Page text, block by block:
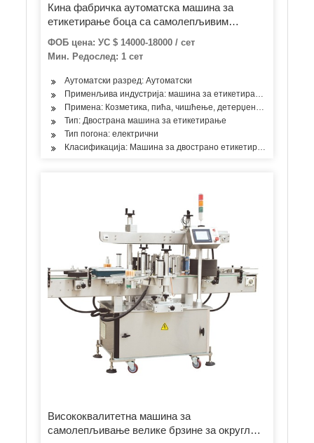
Кина фабричка аутоматска машина за
етикетирање боца са самолепљивим
налепницама са двостраним бокама
ФОБ цена: УС $ 14000-18000 / сет
Мин. Редослед: 1 сет
Аутоматски разред: Аутоматски
Применљива индустрија: машина за етикетирање
Примена: Козметика, пића, чишћење, детерџент, производи
Тип: Двострана машина за етикетирање
Тип погона: електрични
Класификација: Машина за двострано етикетирање
Висококвалитетна машина за
самолепљивање велике брзине за округлу